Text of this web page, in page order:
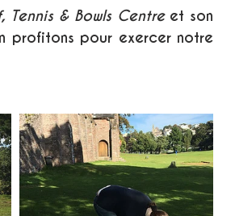
Tennis & Bowls Centre et son
profitons pour exercer notre